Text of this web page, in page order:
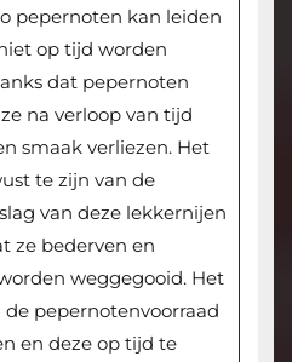
pepernoten kan leiden
op tijd worden
dat pepernoten
na verloop van tijd
smaak verliezen. Het
te zijn van de
van deze lekkernijen
ze bederven en
weggegooid. Het
pepernotenvoorraad
en deze op tijd te